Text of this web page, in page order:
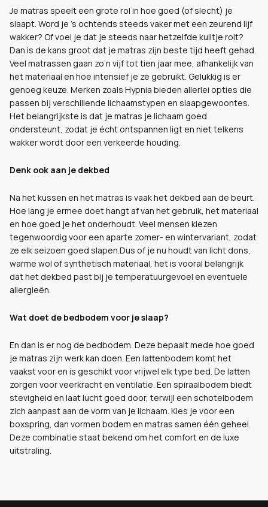
Je matras speelt een grote rol in hoe goed (of slecht) je
slaapt. Word je ’s ochtends steeds vaker met een zeurend lijf
wakker? Of voel je dat je steeds naar hetzelfde kuiltje rolt?
Dan is de kans groot dat je matras zijn beste tijd heeft gehad.
Veel matrassen gaan zo’n vijf tot tien jaar mee, afhankelijk van
het materiaal en hoe intensief je ze gebruikt. Gelukkig is er
genoeg keuze. Merken zoals Hypnia bieden allerlei opties die
passen bij verschillende lichaamstypen en slaapgewoontes.
Het belangrijkste is dat je matras je lichaam goed
ondersteunt, zodat je écht ontspannen ligt en niet telkens
wakker wordt door een verkeerde houding.
Denk ook aan je dekbed
Na het kussen en het matras is vaak het dekbed aan de beurt.
Hoe lang je ermee doet hangt af van het gebruik, het materiaal
en hoe goed je het onderhoudt. Veel mensen kiezen
tegenwoordig voor een aparte zomer- en wintervariant, zodat
ze elk seizoen goed slapen.Dus of je nu houdt van licht dons,
warme wol of synthetisch materiaal, het is vooral belangrijk
dat het dekbed past bij je temperatuurgevoel en eventuele
allergieën.
Wat doet de bedbodem voor je slaap?
En dan is er nog de bedbodem. Deze bepaalt mede hoe goed
je matras zijn werk kan doen. Een lattenbodem komt het
vaakst voor en is geschikt voor vrijwel elk type bed. De latten
zorgen voor veerkracht en ventilatie. Een spiraalbodem biedt
stevigheid en laat lucht goed door, terwijl een schotelbodem
zich aanpast aan de vorm van je lichaam. Kies je voor een
boxspring, dan vormen bodem en matras samen één geheel.
Deze combinatie staat bekend om het comfort en de luxe
uitstraling.